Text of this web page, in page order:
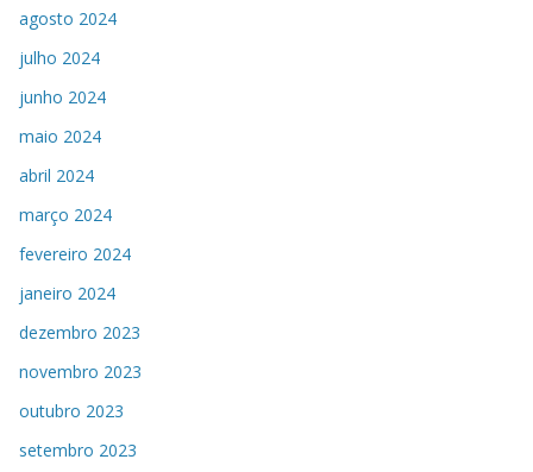
agosto 2024
julho 2024
junho 2024
maio 2024
abril 2024
março 2024
fevereiro 2024
janeiro 2024
dezembro 2023
novembro 2023
outubro 2023
setembro 2023